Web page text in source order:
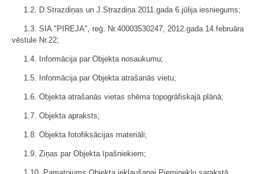
1.2. D.Strazdiņas un J.Strazdiņa 2011.gada 6.jūlija iesniegums;
1.3. SIA "PIREJA", reģ. Nr.40003530247, 2012.gada 14.februāra
vēstule Nr.22;
1.4. Informācija par Objekta nosaukumu;
1.5. Informācija par Objekta atrašanās vietu;
1.6. Objekta atrašanās vietas shēma topogrāfiskajā plānā;
1.7. Objekta apraksts;
1.8. Objekta fotofiksācijas materiāli;
1.9. Ziņas par Objekta īpašniekiem;